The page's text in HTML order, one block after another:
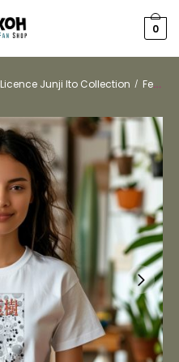
0
Licence Junji Ito Collection / Femmes